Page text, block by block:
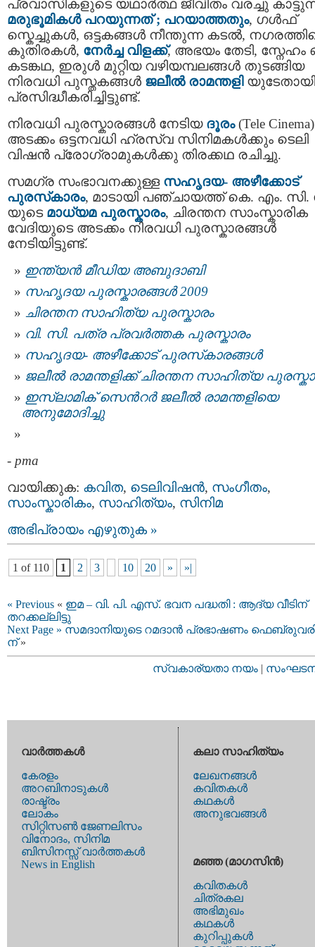
പ്രവാസികളുടെ യഥാർത്ഥ ജീവിതം വരച്ചു
മരുഭൂമികള്‍ പറയുന്നത് ; പറയാത്തതും, ഗള്‍ഫ്
സ്കെച്ചുകള്‍, ഒട്ടകങ്ങള്‍ നീന്തുന്ന കടല്‍,
കുതിരകള്‍, നേര്‍ച്ച വിളക്ക്, അഭയം തേടി, സ്നേഹം
കടങ്കഥ, ഇരുള്‍ മുറ്റിയ വഴിയമ്പലങ്ങള്‍ തുടങ്ങിയ
നിരവധി പുസ്തകങ്ങള്‍ ജലീല്‍ രാമന്തളി യുടേതായി
പ്രസിദ്ധീകരിച്ചിട്ടുണ്ട്.
നിരവധി പുരസ്കാരങ്ങൾ നേടിയ ദൂരം(Tele Cinema)
അടക്കം ഒട്ടനവധി ഹ്രസ്വ സിനിമകൾക്കും ടെലി
വിഷൻ പ്രോഗ്രാമുകൾക്കു തിരക്കഥ രചിച്ചു.
സമഗ്ര സംഭാവനക്കുള്ള സഹൃദയ- അഴീക്കോട്
പുരസ്‌കാരം, മാടായി പഞ്ചായത്ത് കെ. എം. സി.
യുടെ മാധ്യമ പുരസ്കാരം, ചിരന്തന സാംസ്കാരിക
വേദിയുടെ അടക്കം നിരവധി പുരസ്കാരങ്ങള്‍
നേടിയിട്ടുണ്ട്.
ഇന്ത്യന്‍ മീഡിയ അബുദാബി
സഹൃദയ പുരസ്കാരങ്ങള്‍ 2009
ചിരന്തന സാഹിത്യ പുരസ്കാരം
വി. സി. പത്ര പ്രവര്‍ത്തക പുരസ്കാരം
സഹൃദയ- അഴീക്കോട് പുരസ്‌കാരങ്ങള്‍
ജലീല്‍ രാമന്തളിക്ക് ചിരന്തന സാഹിത്യ
ഇസ്ലാമിക്‌ സെന്‍റര്‍ ജലീല്‍ രാമന്തളിയെ
അനുമോദിച്ചു
- pma
വായിക്കുക: കവിത, ടെലിവിഷന്‍, സംഗീതം,
സാംസ്കാരികം, സാഹിത്യം, സിനിമ
അഭിപ്രായം എഴുതുക »
1 of 110 1 2 3 10 20 » »|
« Previous « ഇമ – വി. പി. എസ്. ഭവന പദ്ധതി : ആദ്യ വീടിന്
തറക്കല്ലിട്ടു
Next Page » സമദാനിയുടെ റമദാൻ പ്രഭാഷണം ഫെബ്രുവരി
ന്»
സ്വകാര്യതാ നയം |
വാര്‍ത്തകള്‍
കേരളം
അറബിനാടുകള്‍
രാഷ്ട്രം
ലോകം
സിറ്റിസണ്‍ ജേണലിസം
വിനോദം, സിനിമ
ബിസിനസ്സ് വാര്‍ത്തകള്‍
News in English
കലാ സാഹിത്യം
ലേഖനങ്ങള്‍
കവിതകള്‍
കഥകള്‍
അനുഭവങ്ങള്‍
മഞ്ഞ (മാഗസിന്‍)
കവിതകള്‍
ചിത്രകല
അഭിമുഖം
കഥകള്‍
കുറിപ്പുകള്‍